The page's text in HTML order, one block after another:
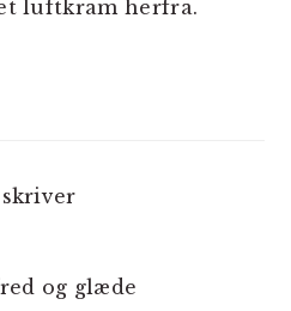
luftkram herfra.
skriver
og glæde